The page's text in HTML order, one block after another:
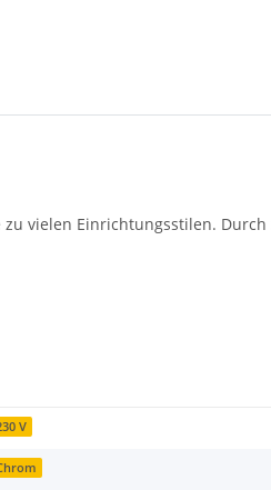
vielen Einrichtungsstilen.
V